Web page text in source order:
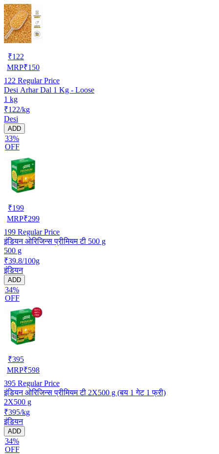
₹122
MRP₹150
122 Regular Price
Desi Arhar Dal 1 Kg - Loose
1 kg
₹122/kg
Desi
ADD
33%
OFF
₹199
MRP₹299
199 Regular Price
इंडियन ओरिजिन्स प्रीमियम टी 500 g
500 g
₹39.8/100g
इंडियन
ADD
34%
OFF
₹395
MRP₹598
395 Regular Price
इंडियन ओरिजिन्स प्रीमियम टी 2X500 g (बय 1 गेट 1 फ्री)
2X500 g
₹395/kg
इंडियन
ADD
34%
OFF